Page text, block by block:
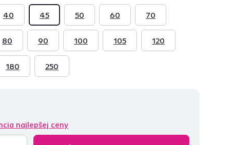
40 45 50 60 70
80 90 100 105 120
180 250
najlepšej ceny